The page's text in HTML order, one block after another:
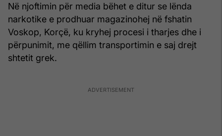
Në njoftimin për media bëhet e ditur se lënda
narkotike e prodhuar magazinohej në fshatin
Voskop, Korçë, ku kryhej procesi i tharjes dhe i
përpunimit, me qëllim transportimin e saj drejt
shtetit grek.